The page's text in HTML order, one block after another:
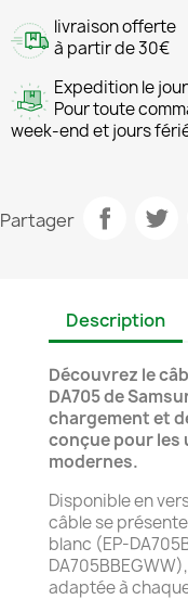
livraison offerte
à partir de 30€
Expedition le
Pour toute
week-end et jours
Partager
Description
Découvrez le
DA705 de
chargement et
conçue pour
modernes.
Disponible en
câble se
blanc (EP-
adaptée à